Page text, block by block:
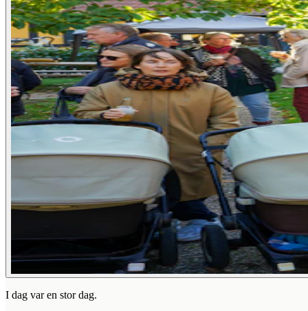
I dag var en stor dag.